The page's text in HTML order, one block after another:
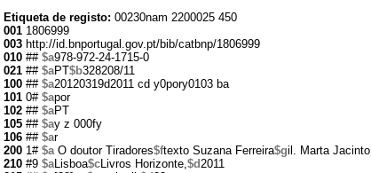
Etiqueta de registo: 00230nam 2200025 450
001 1806999
003 http://id.bnportugal.gov.pt/bib/catbnp/1806999
010 ## $a978-972-24-1715-0
021 ## $aPT$b328208/11
100 ## $a20120319d2011 cd y0pory0103 ba
101 0# $apor
102 ## $aPT
105 ## $ay z 000fy
106 ## $ar
200 1# $aO doutor Tiradores$ftexto Suzana Ferreira$gil. Marta Jacinto
210 #9 $aLisboa$cLivros Horizonte,$d2011